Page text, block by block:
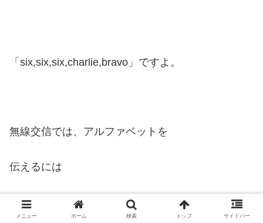
「six,six,six,charlie,bravo」ですよ。
無線交信では、アルファベットを
伝えるには
フォネティック・コードが必須ですので
メニュー ホーム 検索 トップ サイドバー